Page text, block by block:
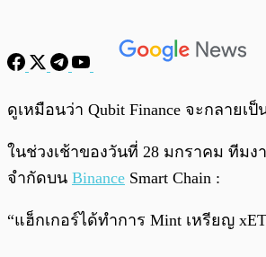
พร้อมเล่น
ดูเหมือนว่า Qubit Finance จะกลายเ
ในช่วงเช้าของวันที่ 28 มกราคม ทีมง
จำกัดบน Binance Smart Chain :
“แฮ็กเกอร์ได้ทำการ Mint เหรียญ